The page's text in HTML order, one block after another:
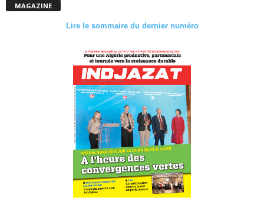
MAGAZINE
Lire le sommaire du dernier numéro